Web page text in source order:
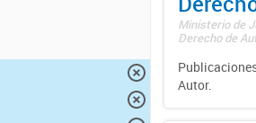
Ministerio de
Derecho de
Autor.